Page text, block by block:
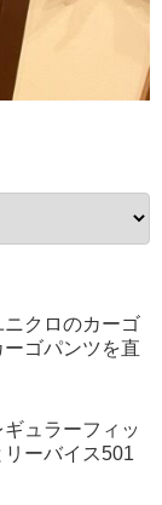
クロのカーゴ
ゴパンツを直
ュラーフィッ
リーバイス501